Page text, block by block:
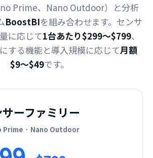
Prime、Nano Outdoor）と分析
BoostBIを組み合わせます。センサ
に応じて1台あたり$299〜$799、
する機能と導入規模に応じて月額
$9〜$49です。
ーファミリー
Prime · Nano Outdoor